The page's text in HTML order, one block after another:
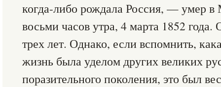
когда-либо рождала Россия, — умер в
восьми часов утра, 4 марта 1852
трех лет. Однако, если вспомнить,
жизнь была уделом других великих
поразительного поколения, это был